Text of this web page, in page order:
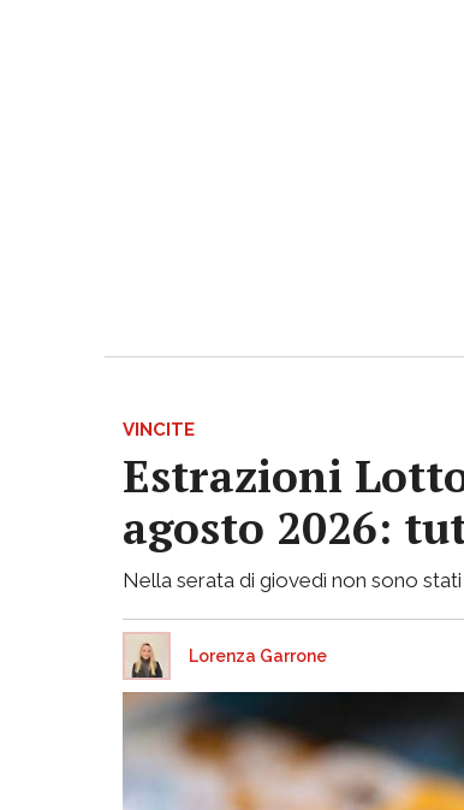
VINCITE
Estrazioni
agosto 2026:
Nella serata di giovedì non sono stati
Lorenza Garrone